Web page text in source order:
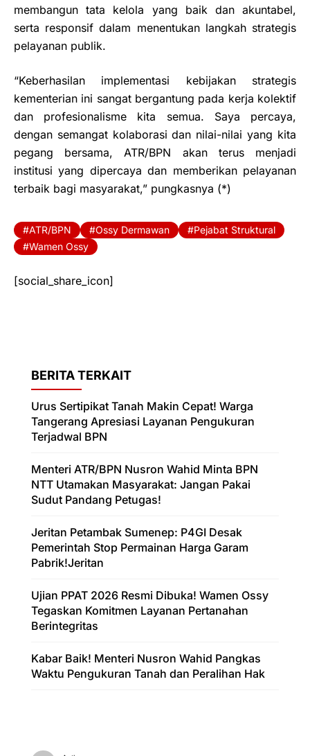
membangun tata kelola yang baik dan akuntabel,
serta responsif dalam menentukan langkah strategis
pelayanan publik.
“Keberhasilan implementasi kebijakan strategis
kementerian ini sangat bergantung pada kerja kolektif
dan profesionalisme kita semua. Saya percaya,
dengan semangat kolaborasi dan nilai-nilai yang kita
pegang bersama, ATR/BPN akan terus menjadi
institusi yang dipercaya dan memberikan pelayanan
terbaik bagi masyarakat,” pungkasnya (*)
ATR/BPN Ossy Dermawan
Pejabat Struktural
Wamen Ossy
[social_share_icon]
BERITA TERKAIT
Urus Sertipikat Tanah Makin Cepat! Warga
Tangerang Apresiasi Layanan Pengukuran
Terjadwal BPN
Menteri ATR/BPN Nusron Wahid Minta BPN
NTT Utamakan Masyarakat: Jangan Pakai
Sudut Pandang Petugas!
Jeritan Petambak Sumenep: P4GI Desak
Pemerintah Stop Permainan Harga Garam
Pabrik!Jeritan
Ujian PPAT 2026 Resmi Dibuka! Wamen Ossy
Tegaskan Komitmen Layanan Pertanahan
Berintegritas
Kabar Baik! Menteri Nusron Wahid Pangkas
Waktu Pengukuran Tanah dan Peralihan Hak